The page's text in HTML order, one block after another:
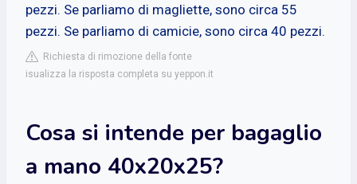
pezzi. Se parliamo di magliette, sono circa 55
pezzi. Se parliamo di camicie, sono circa 40 pezzi.
Richiesta di rimozione della fonte
isualizza la risposta completa su yeppon.it
Cosa si intende per bagaglio
a mano 40x20x25?